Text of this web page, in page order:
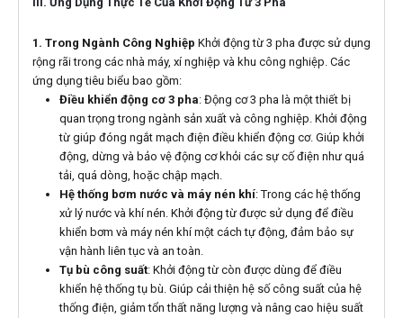
1. Trong Ngành Công Nghiệp Khởi động từ 3 pha được sử dụng
rộng rãi trong các nhà máy, xí nghiệp và khu công nghiệp. Các
ứng dụng tiêu biểu bao gồm:
Điều khiển động cơ 3 pha: Động cơ 3 pha là một thiết bị
quan trọng trong ngành sản xuất và công nghiệp. Khởi động
từ giúp đóng ngắt mạch điện điều khiển động cơ. Giúp khởi
động, dừng và bảo vệ động cơ khỏi các sự cố điện như quá
tải, quá dòng, hoặc chập mạch.
Hệ thống bơm nước và máy nén khí: Trong các hệ thống
xử lý nước và khí nén. Khởi động từ được sử dụng để điều
khiển bơm và máy nén khí một cách tự động, đảm bảo sự
vận hành liên tục và an toàn.
Tụ bù công suất: Khởi động từ còn được dùng để điều
khiển hệ thống tụ bù. Giúp cải thiện hệ số công suất của hệ
thống điện, giảm tổn thất năng lượng và nâng cao hiệu suất